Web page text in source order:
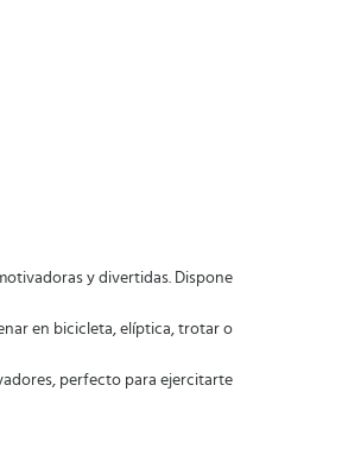
y divertidas. Dispone
en bicicleta, elíptica, trotar o
perfecto para ejercitarte